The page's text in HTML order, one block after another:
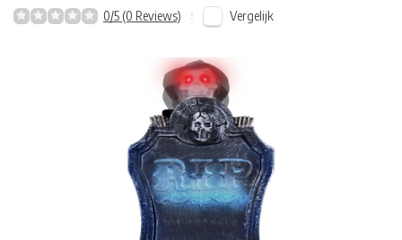
0/5 (0 Reviews) Vergelijk